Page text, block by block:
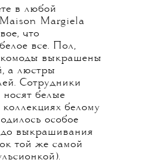
в любой
Margiela
что
все. Пол,
комоды выкрашены
а люстры
Сотрудники
носят белые
белому
особое
до выкрашивания
той же самой